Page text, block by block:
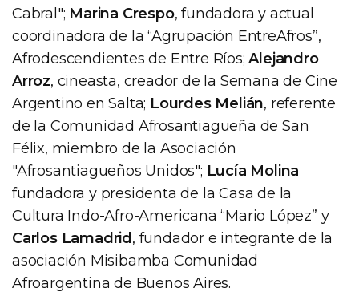
Cabral"; Marina Crespo, fundadora y actual
coordinadora de la “Agrupación EntreAfros”,
Afrodescendientes de Entre Ríos;Alejandro
Arroz, cineasta, creador de la Semana de Cine
Argentino en Salta; Lourdes Melián, referente
de la Comunidad Afrosantiagueña de San
Félix, miembro de la Asociación
"Afrosantiagueños Unidos"; Lucía Molina
fundadora y presidenta de la Casa de la
Cultura Indo-Afro-Americana “Mario López” y
Carlos Lamadrid , fundador e integrante de la
asociación Misibamba Comunidad
Afroargentina de Buenos Aires.